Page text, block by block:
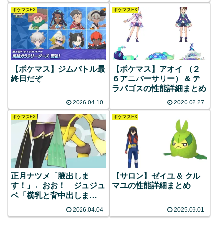
ポケマスEX
【ポケマス】ジムバトル最
終日だぞ
2026.04.10
ポケマスEX
【ポケマス】アオイ （２
６アニバーサリー） & テ
ラパゴスの性能詳細まとめ
2026.02.27
ポケマスEX
正月ナツメ「腋出しま
す！」←おお！ ジュジュ
ベ「横乳と背中出しま
す！」←おお！！
2026.04.04
ポケマスEX
【サロン】ゼイユ & クル
マユの性能詳細まとめ
2025.09.01